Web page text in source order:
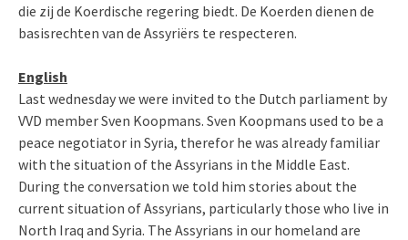
die zij de Koerdische regering biedt. De Koerden dienen de
basisrechten van de Assyriërs te respecteren.
English
Last wednesday we were invited to the Dutch parliament by
VVD member Sven Koopmans. Sven Koopmans used to be a
peace negotiator in Syria, therefor he was already familiar
with the situation of the Assyrians in the Middle East.
During the conversation we told him stories about the
current situation of Assyrians, particularly those who live in
North Iraq and Syria. The Assyrians in our homeland are